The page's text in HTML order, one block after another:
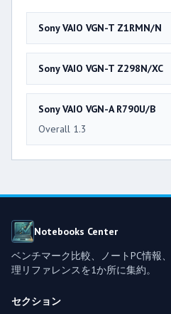
Sony VAIO VGN-T Z1RMN/N
Sony VAIO VGN-T Z298N/XC
Sony VAIO VGN-A R790U/B
Overall 1.3
Notebooks Center
ベンチマーク比較、ノートPC情報
理リファレンスを1か所に集約。
セクション